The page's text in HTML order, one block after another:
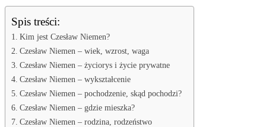
Spis treści:
Kim jest Czesław Niemen?
Czesław Niemen – wiek, wzrost, waga
Czesław Niemen – życiorys i życie prywatne
Czesław Niemen – wykształcenie
Czesław Niemen – pochodzenie, skąd pochodzi?
Czesław Niemen – gdzie mieszka?
Czesław Niemen – rodzina, rodzeństwo